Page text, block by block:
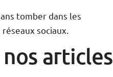
tomber dans les
sociaux.
articles